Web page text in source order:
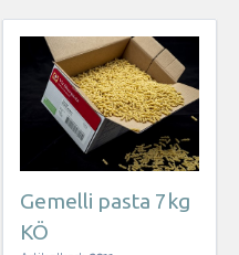
Gemelli pasta 7kg
KÖ